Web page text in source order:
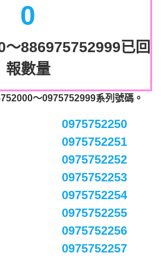
0
886975752999已回
報數量
～0975752999系列號碼。
0975752250
0975752251
0975752252
0975752253
0975752254
0975752255
0975752256
0975752257